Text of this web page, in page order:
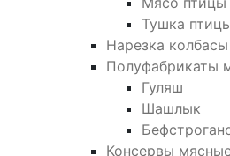
Тушка
Нарезка
Полуфабрикаты
Гуляш
Шашлык
Консервы